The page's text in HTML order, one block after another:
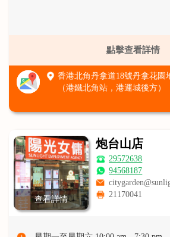
點擊查看詳情
香港北角丹拿道18號丹拿花園
（港鐵北角站，港運城後方）
查看詳情
炮台山店
29572638
94568187
21170041